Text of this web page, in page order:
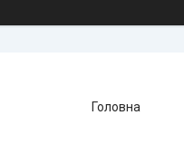
Головна